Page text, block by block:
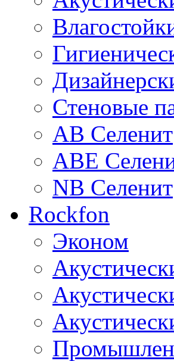
Стеновые
AB Селенит
ABE
NB Селенит
Rockfon
Эконом